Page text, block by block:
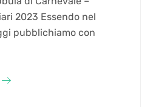
2023 Essendo nel
pubblichiamo con